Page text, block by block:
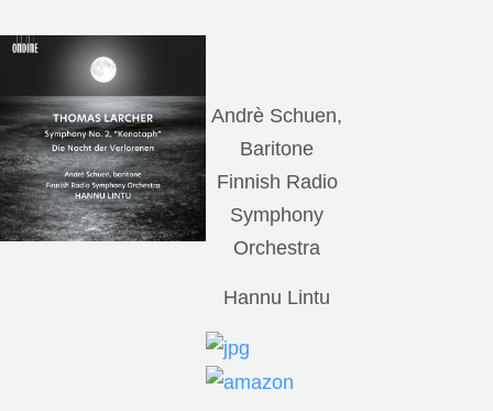
Andrè Schuen,
Baritone
Finnish Radio
Symphony
Orchestra
Hannu Lintu